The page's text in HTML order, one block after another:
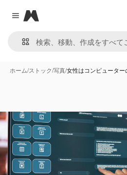
Close menu
Magnific
ホーム/ストック/写真/女性はコンピュータ